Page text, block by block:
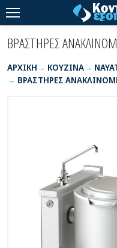
ΒΡΑΣΤΗΡΕΣ
ΑΡΧΙΚΉ ΚΟΥΖΙΝΑ
ΒΡΑΣΤΗΡΕΣ